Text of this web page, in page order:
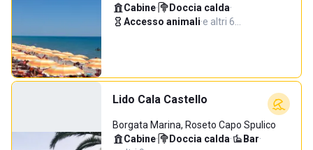
Cabine· Doccia calda·
Accesso animali·e altri 6…
Lido Cala Castello
Borgata Marina, Roseto Capo Spulico
Cabine· Doccia calda· Bar·